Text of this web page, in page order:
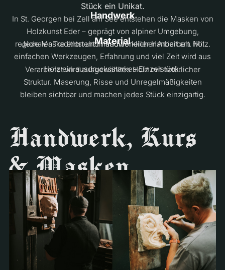
Stück ein Unikat.
In St. Georgen bei Zell am See entstehen die Masken von
Holzkunst Eder – geprägt von alpiner Umgebung,
regionaler Tradition und handwerklicher Arbeit am Holz.
Handwerk
Jede Maske entsteht in traditioneller Handarbeit. Mit
einfachen Werkzeugen, Erfahrung und viel Zeit wird aus
Holz ein ausdrucksstarkes Einzelstück.
Material
Verarbeitet wird ausgewähltes Holz mit natürlicher
Struktur. Maserung, Risse und Unregelmäßigkeiten
bleiben sichtbar und machen jedes Stück einzigartig.
Handwerk, Kurs
& Masken